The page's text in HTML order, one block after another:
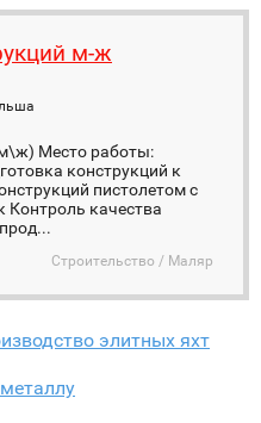
м-ж
Место работы:
конструкций к
пистолетом с
Контроль качества
Строительство / Маляр
элитных яхт